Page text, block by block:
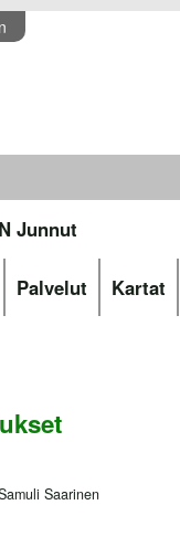
Junnut
Palvelut Kartat
Saarinen